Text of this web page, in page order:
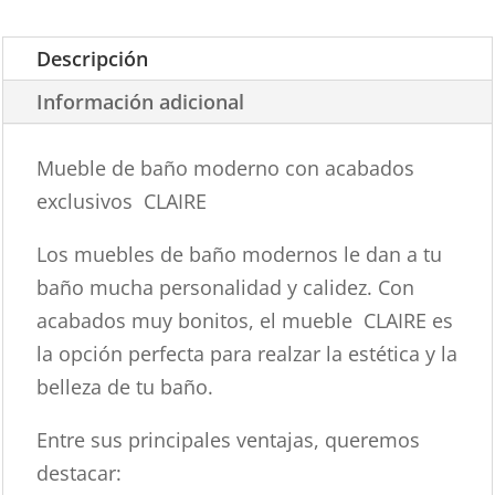
Descripción
Información adicional
Mueble de baño moderno con acabados
exclusivos CLAIRE
Los muebles de baño modernos le dan a tu
baño mucha personalidad y calidez. Con
acabados muy bonitos, el mueble CLAIRE es
la opción perfecta para realzar la estética y la
belleza de tu baño.
Entre sus principales ventajas, queremos
destacar: